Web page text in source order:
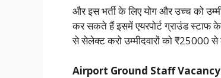
और इस भर्ती के लिए योग और उच्च को
कर सकते हैं इसमें एयरपोर्ट ग्राउंड स्टाफ
से सेलेक्ट करो उम्मीदवारों को ₹25000
Airport Ground Staff Vacancy